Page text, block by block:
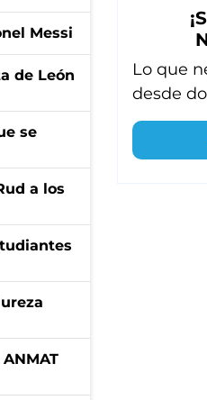
Messi
de León
se
a los
Lo que
desde